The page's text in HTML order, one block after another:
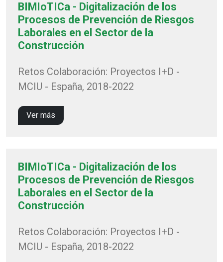
BIMIoTICa - Digitalización de los
Procesos de Prevención de Riesgos
Laborales en el Sector de la
Construcción
Retos Colaboración: Proyectos I+D -
MCIU - España, 2018-2022
Ver más
BIMIoTICa - Digitalización de los
Procesos de Prevención de Riesgos
Laborales en el Sector de la
Construcción
Retos Colaboración: Proyectos I+D -
MCIU - España, 2018-2022